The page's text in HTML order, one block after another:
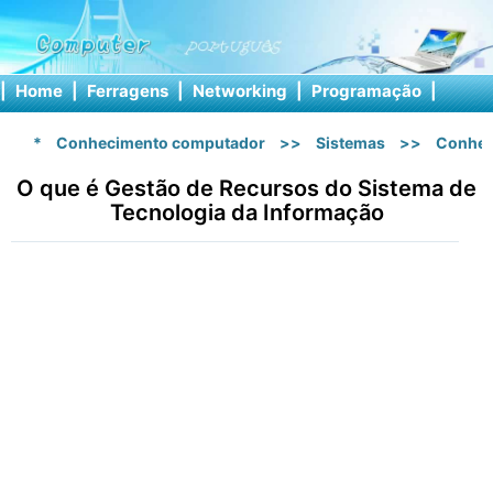
| Home | Ferragens | Networking | Programação |
* Conhecimento computador >> Sistemas >>
O que é Gestão de Recursos do Sistema de
Tecnologia da Informação